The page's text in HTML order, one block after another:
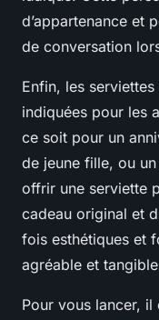
d’appartenance et
de conversation
Enfin, les
indiquées pour les
ce soit pour un
de jeune fille, ou
offrir une serviette
cadeau original et
fois esthétiques et
agréable et
Pour vous lancer, il